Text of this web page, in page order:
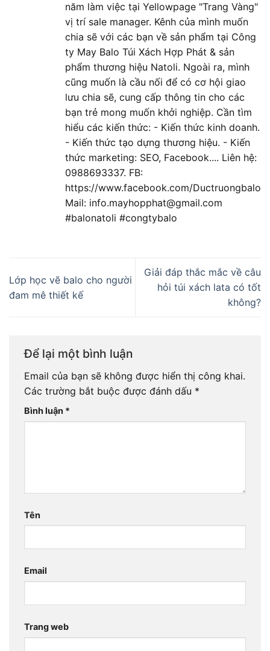
năm làm việc tại Yellowpage "Trang Vàng"
vị trí sale manager. Kênh của mình muốn
chia sẽ với các bạn về sản phẩm tại Công
ty May Balo Túi Xách Hợp Phát & sản
phẩm thương hiệu Natoli. Ngoài ra, mình
cũng muốn là cầu nối để có cơ hội giao
lưu chia sẽ, cung cấp thông tin cho các
bạn trẻ mong muốn khởi nghiệp. Cần tìm
hiểu các kiến thức: - Kiến thức kinh doanh.
- Kiến thức tạo dựng thương hiệu. - Kiến
thức marketing: SEO, Facebook.... Liên hệ:
0988693337. FB:
https://www.facebook.com/Ductruongbalo
Mail: info.mayhopphat@gmail.com
#balonatoli #congtybalo
Lớp học vẽ balo cho người
đam mê thiết kế
Giải đáp thắc mắc về câu
hỏi túi xách lata có tốt
không?
Để lại một bình luận
Email của bạn sẽ không được hiển thị công khai.
Các trường bắt buộc được đánh dấu *
Bình luận *
Tên
Email
Trang web